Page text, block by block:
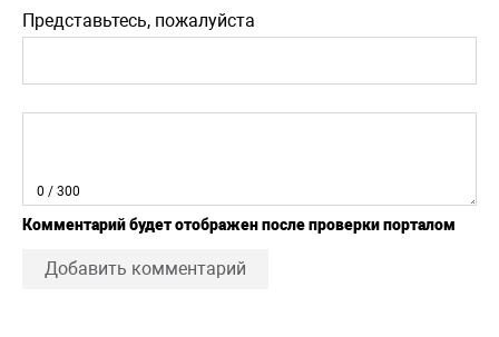
Представьтесь, пожалуйста
0 / 300
Комментарий будет отображен после проверки порталом
Добавить комментарий